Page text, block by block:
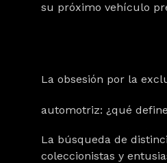
su próximo vehículo
La obsesión por la
automotriz: ¿qué
La búsqueda de
coleccionistas y